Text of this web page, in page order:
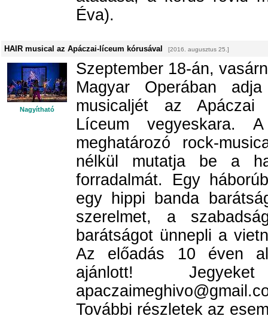
Éva).
HAIR musical az Apáczai-líceum kórusával [2016. augusztus 25.]
Nagyítható
Szeptember 18-án,
Magyar Operában
musicaljét az
Líceum vegyeskara.
meghatározó rock-
nélkül mutatja be a
forradalmát. Egy
egy hippi banda
szerelmet, a
barátságot ünnepli a
Az előadás 10 éven
ajánlott!
További részletek az